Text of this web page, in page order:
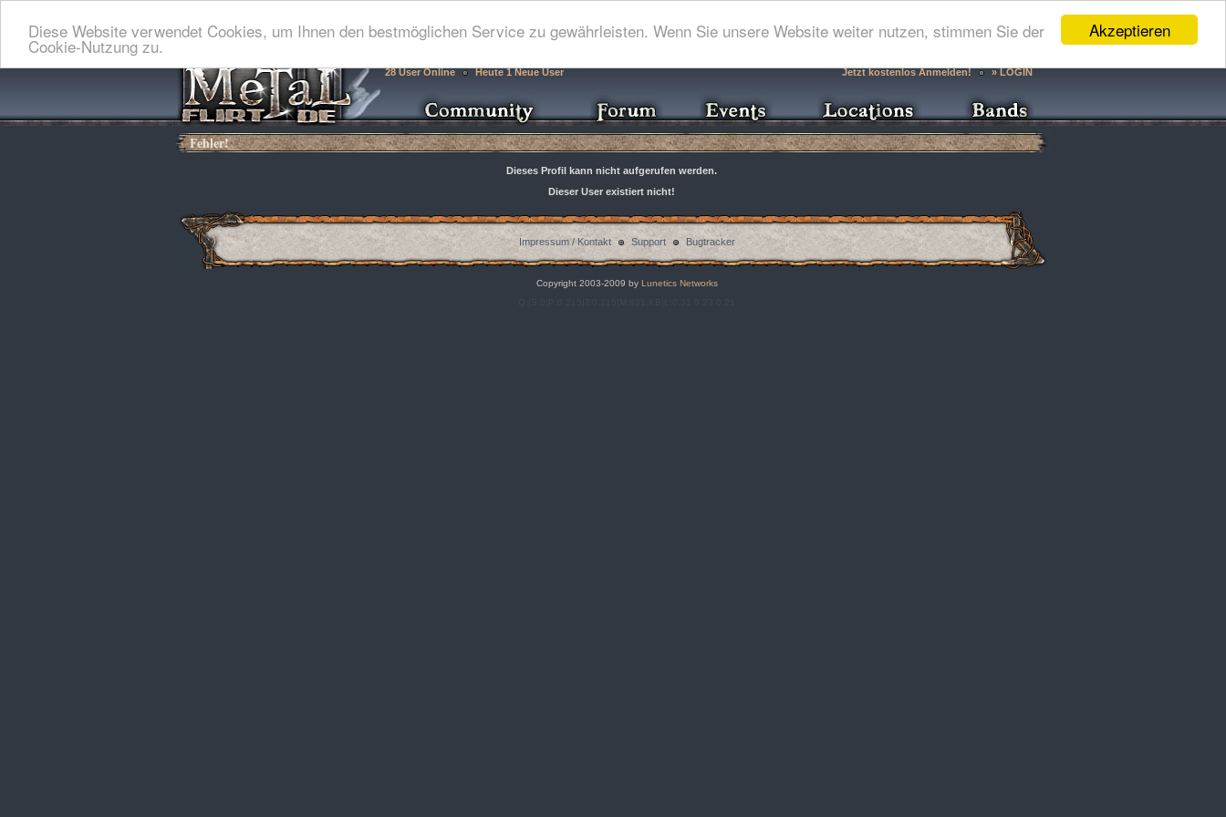
Akzeptieren
Diese Website verwendet Cookies, um Ihnen den bestmöglichen Service zu gewährleisten. Wenn Sie unsere Website weiter nutzen, stimmen Sie der
Cookie-Nutzung zu.
28 User Online Heute 1 Neue User Jetzt kostenlos Anmelden! » LOGIN
Fehler!
Dieses Profil kann nicht aufgerufen werden.
Dieser User existiert nicht!
Impressum / Kontakt Support Bugtracker
Copyright 2003-2009 byLunetics Networks